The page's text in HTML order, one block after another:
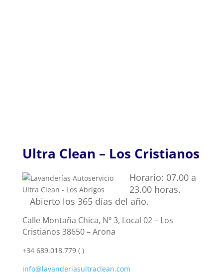
Ultra Clean – Los Cristianos
Horario: 07.00 a
23.00 horas.
Abierto los 365 días del año.
Calle Montaña Chica, Nº 3, Local 02 – Los
Cristianos 38650 – Arona
+34 689.018.779 ( )
info@lavanderiasultraclean.com